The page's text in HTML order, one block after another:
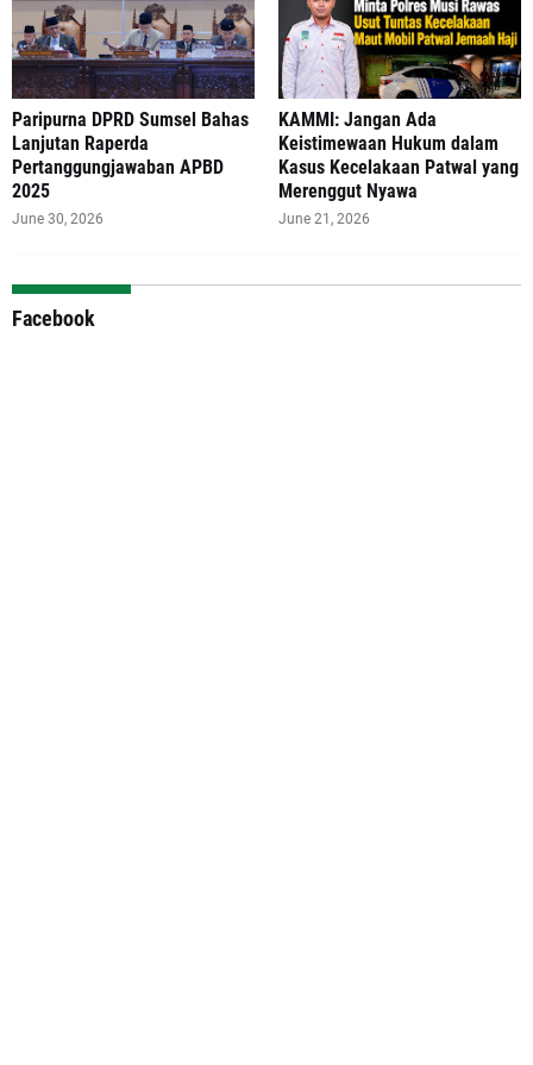
Paripurna DPRD Sumsel Bahas
Lanjutan Raperda
Pertanggungjawaban APBD
2025
June 30, 2026
‎KAMMI: Jangan Ada
Keistimewaan Hukum dalam
Kasus Kecelakaan Patwal yang
Merenggut Nyawa
June 21, 2026
Facebook